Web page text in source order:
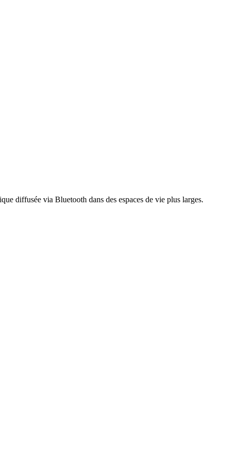
diffusée via Bluetooth dans des espaces de vie plus larges.